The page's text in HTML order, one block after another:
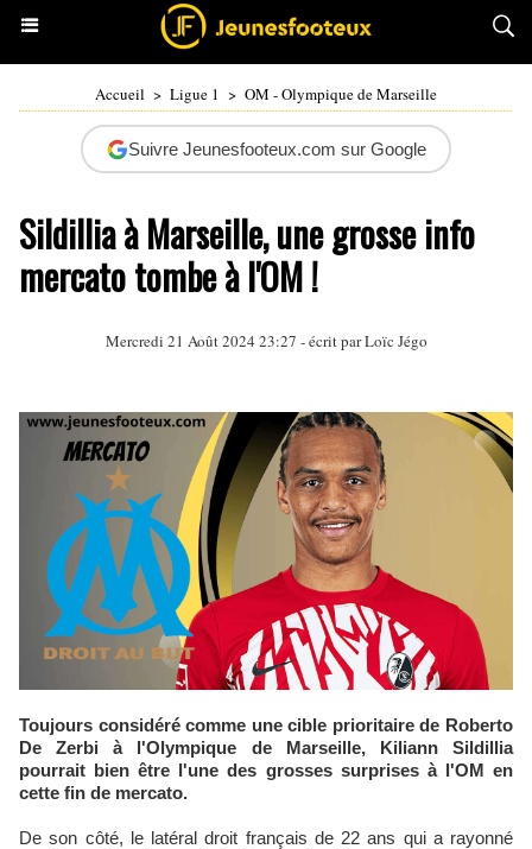
Accueil > Ligue 1 > OM - Olympique de Marseille
Suivre Jeunesfooteux.com sur Google
Sildillia à Marseille, une grosse info
mercato tombe à l'OM !
Mercredi 21 Août 2024 23:27 - écrit parLoïc Jégo
Toujours considéré comme une cible prioritaire de Roberto
De Zerbi à l'Olympique de Marseille, Kiliann Sildillia
pourrait bien être l'une des grosses surprises à l'OM en
cette fin de mercato.
De son côté, le latéral droit français de 22 ans qui a rayonné